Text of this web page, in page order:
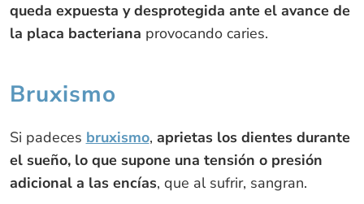
queda expuesta y desprotegida ante el avance de
la placa bacteriana provocando caries.
Bruxismo
Si padeces bruxismo, aprietas los dientes durante
el sueño, lo que supone una tensión o presión
adicional a las encías, que al sufrir, sangran.